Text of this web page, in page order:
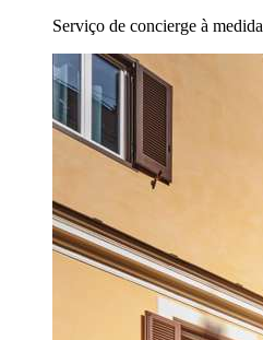
Serviço de concierge à medida